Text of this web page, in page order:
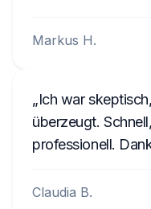
Markus H.
Ich war
überzeugt.
professionell.
Claudia B.